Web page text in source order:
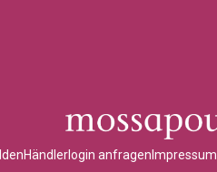
Händlerlogin anfragen Impressum